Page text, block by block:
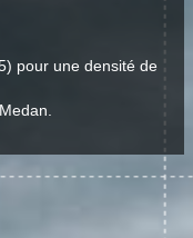
pour une densité de